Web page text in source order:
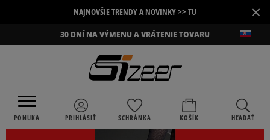
NAJNOVŠIE TRENDY A NOVINKY >> TU ×
30 DNÍ NA VÝMENU A VRÁTENIE TOVARU
PONUKA PRIHLÁSIŤ SCHRÁNKA KOŠÍK HĽADAŤ